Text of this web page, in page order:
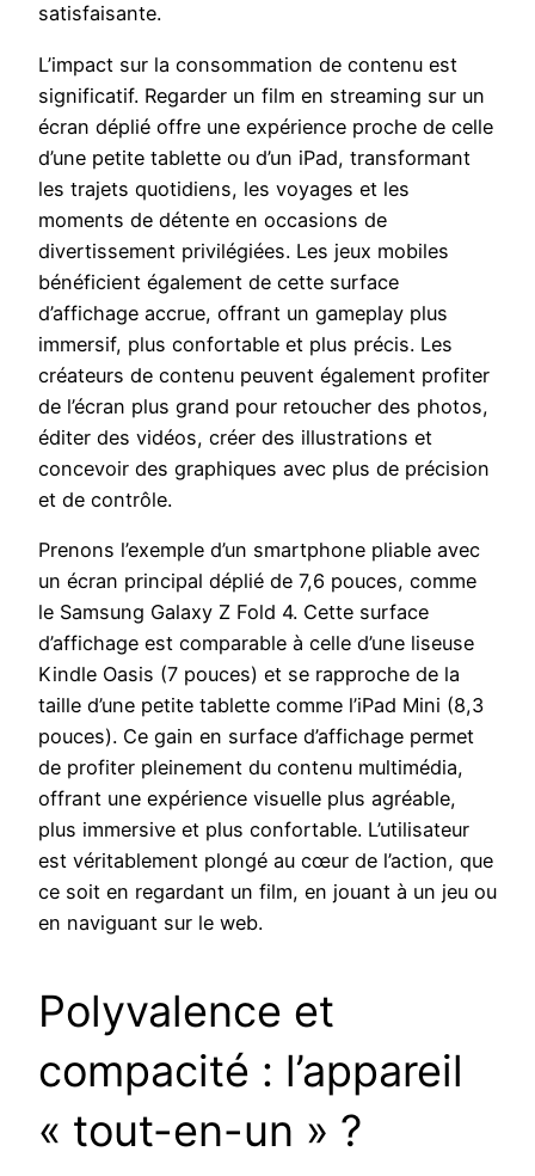
satisfaisante.
L’impact sur la consommation de contenu est
significatif. Regarder un film en streaming sur un
écran déplié offre une expérience proche de celle
d’une petite tablette ou d’un iPad, transformant
les trajets quotidiens, les voyages et les
moments de détente en occasions de
divertissement privilégiées. Les jeux mobiles
bénéficient également de cette surface
d’affichage accrue, offrant un gameplay plus
immersif, plus confortable et plus précis. Les
créateurs de contenu peuvent également profiter
de l’écran plus grand pour retoucher des photos,
éditer des vidéos, créer des illustrations et
concevoir des graphiques avec plus de précision
et de contrôle.
Prenons l’exemple d’un smartphone pliable avec
un écran principal déplié de 7,6 pouces, comme
le Samsung Galaxy Z Fold 4. Cette surface
d’affichage est comparable à celle d’une liseuse
Kindle Oasis (7 pouces) et se rapproche de la
taille d’une petite tablette comme l’iPad Mini (8,3
pouces). Ce gain en surface d’affichage permet
de profiter pleinement du contenu multimédia,
offrant une expérience visuelle plus agréable,
plus immersive et plus confortable. L’utilisateur
est véritablement plongé au cœur de l’action, que
ce soit en regardant un film, en jouant à un jeu ou
en naviguant sur le web.
Polyvalence et
compacité : l’appareil
« tout-en-un » ?